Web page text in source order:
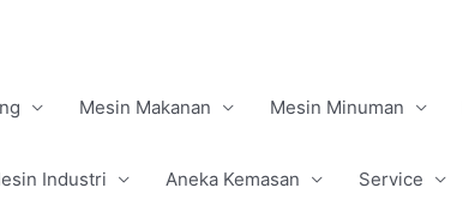
Mesin Makanan Mesin Minuman
Industri Aneka Kemasan Service